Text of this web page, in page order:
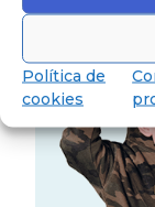
Política de
cookies
Los niños